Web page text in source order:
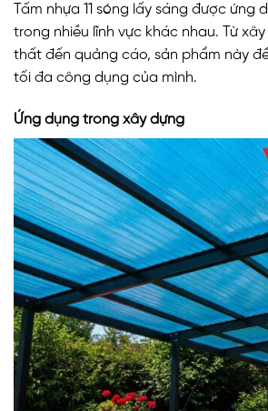
Tấm nhựa 11 sóng lấy sáng được ứng
trong nhiều lĩnh vực khác nhau. Từ
thất đến quảng cáo, sản phẩm này
tối đa công dụng của mình.
Ứng dụng trong xây dựng